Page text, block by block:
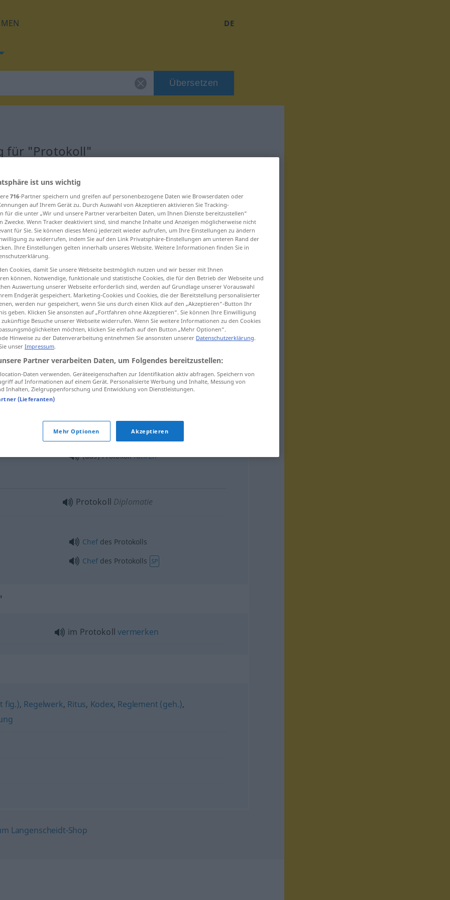
DE
Übersetzen
für "Protokoll"
>
Protokoll
ein Protokollaufnehmen
Protokollnehmenodim Protokoll
vermerken
(das) Protokollführen
Protokoll Diplomatie
Chefdes Protokolls
Chefdes Protokolls SP
im Protokoll vermerken
fig.), Regelwerk, Ritus, Kodex, Reglement (geh.),
ist uns wichtig
716-Partner speichern und greifen auf personenbezogene Daten wie Browserdaten oder
auf Ihrem Gerät zu. Durch Auswahl von Akzeptieren aktivieren Sie Tracking-
für die unter „Wir und unsere Partner verarbeiten Daten, um Ihnen Dienste bereitzustellen“
Zwecke. Wenn Tracker deaktiviert sind, sind manche Inhalte und Anzeigen möglicherweise nicht
für Sie. Sie können dieses Menü jederzeit wieder aufrufen, um Ihre Einstellungen zu ändern
zu widerrufen, indem Sie auf den Link Privatsphäre-Einstellungen am unteren Rand der
Ihre Einstellungen gelten innerhalb unseres Website. Weitere Informationen finden Sie in
Cookies, damit Sie unsere Webseite bestmöglich nutzen und wir besser mit Ihnen
können. Notwendige, funktionale und statistische Cookies, die für den Betrieb der Webseite und
Auswertung unserer Webseite erforderlich sind, werden auf Grundlage unserer Vorauswahl
Endgerät gespeichert. Marketing-Cookies und Cookies, die der Bereitstellung personalisierter
werden nur gespeichert, wenn Sie uns durch einen Klick auf den „Akzeptieren“-Button Ihr
geben. Klicken Sie ansonsten auf „Fortfahren ohne Akzeptieren“. Sie können Ihre Einwilligung
Besuche unserer Webseite widerrufen. Wenn Sie weitere Informationen zu den Cookies
möchten, klicken Sie einfach auf den Button „Mehr Optionen“.
Hinweise zu der Datenverarbeitung entnehmen Sie ansonsten unserer Datenschutzerklärung.
unser Impressum.
Partner verarbeiten Daten, um Folgendes bereitzustellen:
Daten verwenden. Geräteeigenschaften zur Identifikation aktiv abfragen. Speichern von
auf Informationen auf einem Gerät. Personalisierte Werbung und Inhalte, Messung von
Inhalten, Zielgruppenforschung und Entwicklung von Dienstleistungen.
(Lieferanten)
Mehr Optionen Akzeptieren